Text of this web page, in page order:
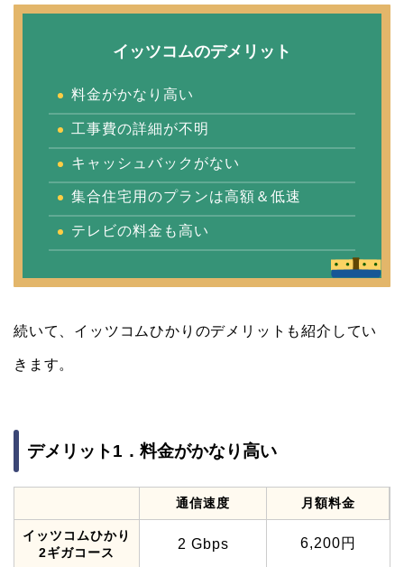
イッツコムのデメリット
料金がかなり高い
工事費の詳細が不明
キャッシュバックがない
集合住宅用のプランは高額＆低速
テレビの料金も高い
続いて、イッツコムひかりのデメリットも紹介してい
きます。
デメリット1．料金がかなり高い
通信速度 月額料金
イッツコムひかり
2ギガコース
2 Gbps 6,200円